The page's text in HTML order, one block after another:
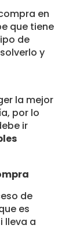
en
que tiene
de
y
la mejor
por lo
ir
de
es
lleva a